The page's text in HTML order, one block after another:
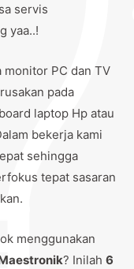
servis
yaa..!
monitor PC dan TV
pada
laptop Hp atau
bekerja kami
sehingga
tepat sasaran
menggunakan
? Inilah 6